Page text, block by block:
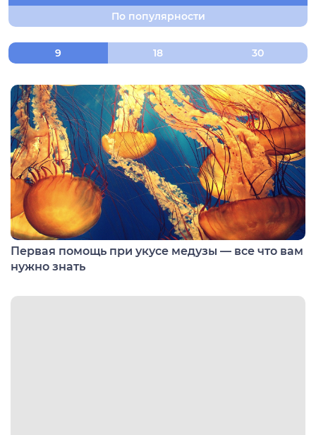
По популярности
30
18
9
Первая помощь при укусе медузы — все что вам
нужно знать